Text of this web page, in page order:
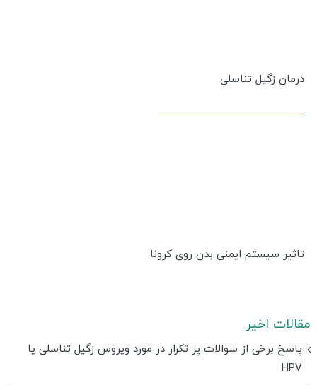
درمان زگیل تناسلی
تاثیر سیستم ایمنی بدن روی کرونا
مقالات اخیر
پاسخ برخی از سوالات پر تکرار در مورد ویروس زگیل تناسلی یا
HPV